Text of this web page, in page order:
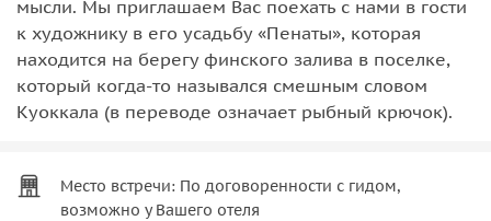
мысли. Мы приглашаем Вас поехать с нами в гости
к художнику в его усадьбу «Пенаты», которая
находится на берегу финского залива в поселке,
который когда-то назывался смешным словом
Куоккала (в переводе означает рыбный крючок).
Место встречи: По договоренности с гидом,
возможно у Вашего отеля